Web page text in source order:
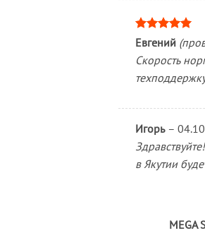
Оценка 5
Евгений
Скорость
Игорь –
Здравствуйте!
в Якутии
MEGA